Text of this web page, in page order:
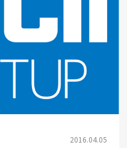
2016.04.05